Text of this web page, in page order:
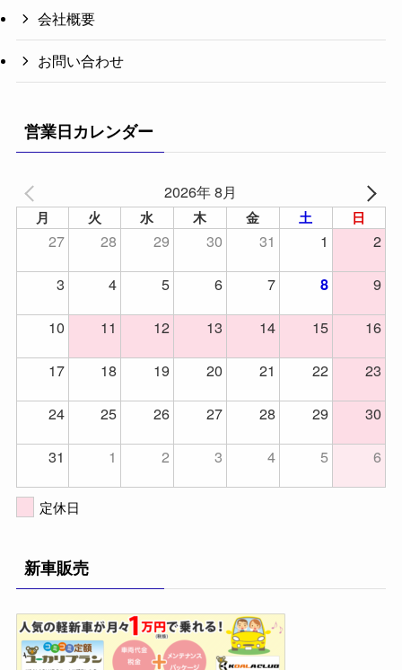
会社概要
お問い合わせ
営業日カレンダー
2026年 8月
月 火 水 木 金 土 日
27 28 29 30 31 1
2
3
4 5 6 7 8
9
10
11 12 13 14 15
16
17
18 19 20 21 22
23
24
25 26 27 28 29
30
31
1 2 3 4 5 6
定休日
新車販売